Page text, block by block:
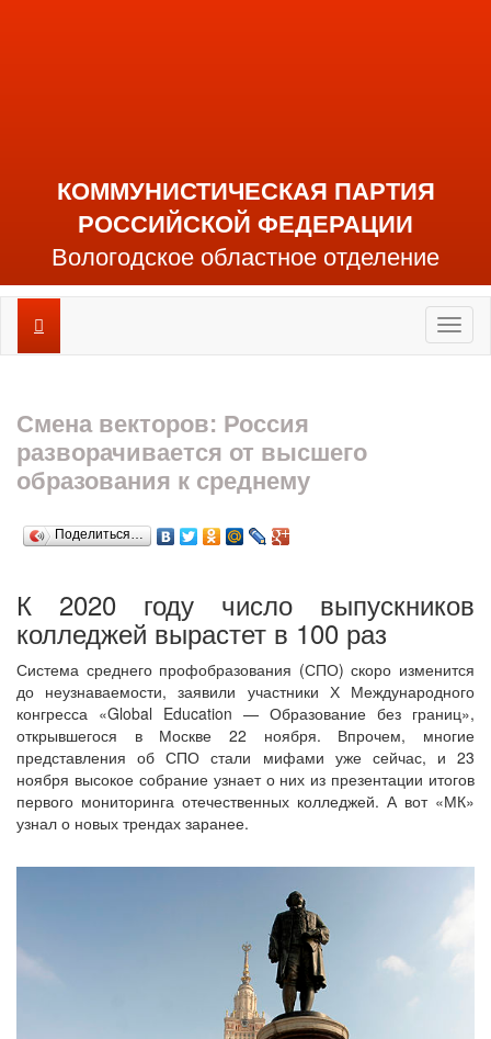
КОММУНИСТИЧЕСКАЯ ПАРТИЯ
РОССИЙСКОЙ ФЕДЕРАЦИИ
Вологодское областное отделение
Смена векторов: Россия
разворачивается от высшего
образования к среднему
Поделиться…
К 2020 году число выпускников
колледжей вырастет в 100 раз
Система среднего профобразования (СПО) скоро изменится
до неузнаваемости, заявили участники Х Международного
конгресса «Global Education — Образование без границ»,
открывшегося в Москве 22 ноября. Впрочем, многие
представления об СПО стали мифами уже сейчас, и 23
ноября высокое собрание узнает о них из презентации итогов
первого мониторинга отечественных колледжей. А вот «МК»
узнал о новых трендах заранее.